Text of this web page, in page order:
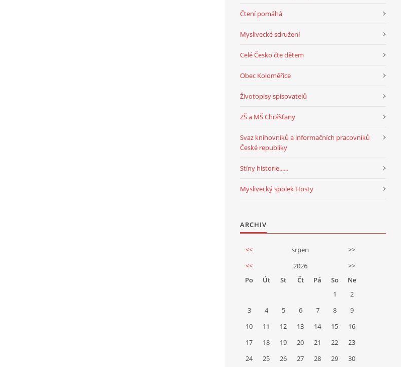
Čtení pomáhá
Myslivecké sdružení
Celé Česko čte dětem
Obec Koloměřice
Životopisy spisovatelů
ZŠ a MŠ Chrášťany
Svaz knihovníků a informačních pracovníků
České republiky
Stíny historie......
Myslivecký spolek Hosty
ARCHIV
<< srpen
>>
<<
2026
>>
Po
Út St Čt Pá So
Ne
1
2
3
4 5 6 7 8
9
10
11 12 13 14 15
16
17
18 19 20 21 22
23
24
25 26 27 28 29 30